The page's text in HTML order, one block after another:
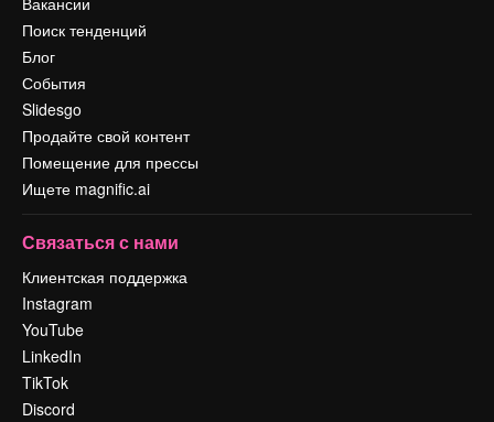
Поиск тенденций
Блог
События
Slidesgo
Продайте свой контент
Помещение для прессы
Ищете magnific.ai
Связаться с нами
Клиентская поддержка
Instagram
YouTube
LinkedIn
TikTok
Discord